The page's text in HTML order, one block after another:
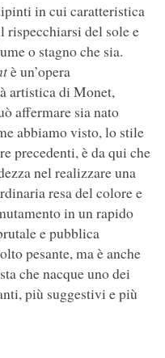
in cui caratteristica
rispecchiarsi del sole e
o stagno che sia.
è un’opera
artistica di Monet,
affermare sia nato
abbiamo visto, lo stile
precedenti, è da qui che
nel realizzare una
resa del colore e
in un rapido
e pubblica
pesante, ma è anche
che nacque uno dei
più suggestivi e più